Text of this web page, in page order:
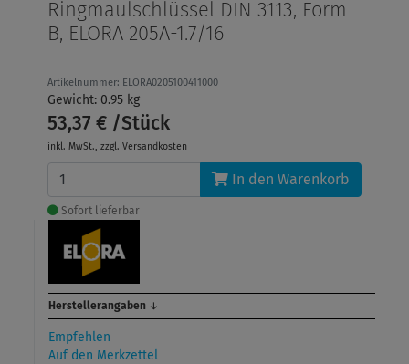
Ringmaulschlüssel DIN 3113, Form
B, ELORA 205A-1.7/16
Artikelnummer: ELORA0205100411000
Gewicht: 0.95 kg
53,37 € /Stück
inkl. MwSt. , zzgl.Versandkosten
In den Warenkorb
Sofort lieferbar
Herstellerangaben ↓
Empfehlen
Auf den Merkzettel